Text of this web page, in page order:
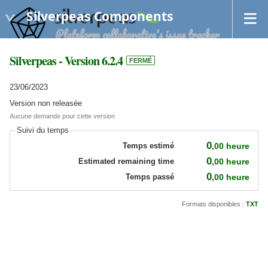
Silverpeas Components
Silverpeas - Version 6.2.4 FERMÉ
23/06/2023
Version non releasée
Aucune demande pour cette version
Suivi du temps
Temps estimé
0,00 heure
Estimated remaining time 0,00 heure
Temps passé 0,00 heure
Formats disponibles : TXT